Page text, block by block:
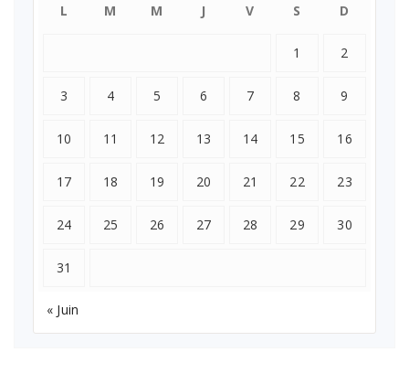
L M M J V S D
1 2
3 4 5 6 7 8 9
10 11 12 13 14 15 16
17 18 19 20 21 22 23
24 25 26 27 28 29 30
31
« Juin